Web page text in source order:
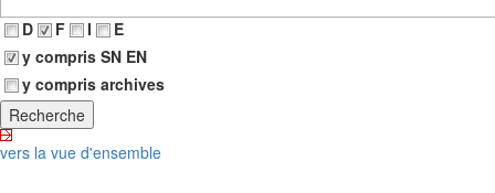
D
F I
E
y compris SN EN
y compris archives
vers la vue d'ensemble